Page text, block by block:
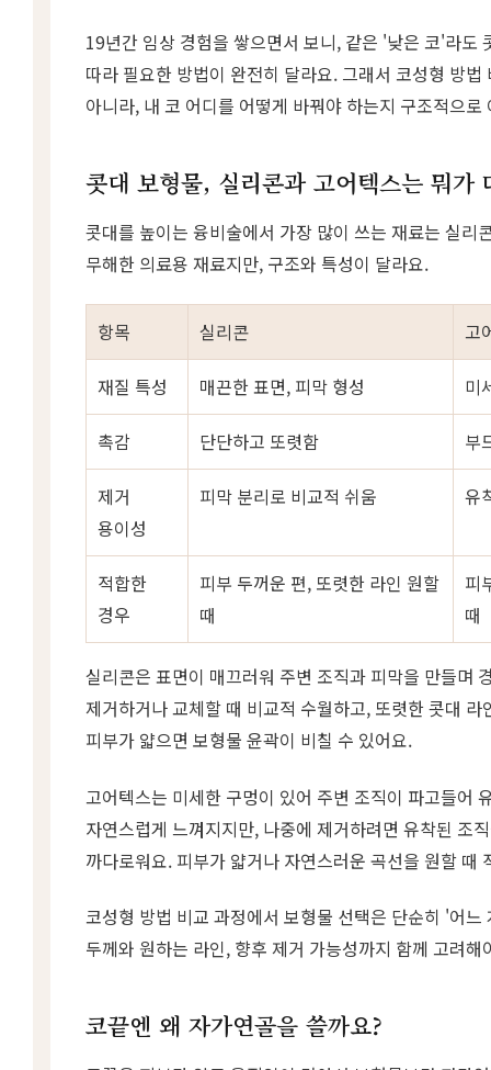
19년간 임상 경험을 쌓으면서 보니, 같은 '낮은 코'라도
따라 필요한 방법이 완전히 달라요. 그래서 코성형 방
아니라, 내 코 어디를 어떻게 바꿔야 하는지 구조적으
콧대 보형물, 실리콘과 고어텍스는 뭐가
콧대를 높이는 융비술에서 가장 많이 쓰는 재료는 실리
무해한 의료용 재료지만, 구조와 특성이 달라요.
항목 실리콘 고
재질 특성 매끈한 표면, 피막 형성 미
촉감 단단하고 또렷함 부
제거
용이성
피막 분리로 비교적 쉬움 유
적합한
경우
피부 두꺼운 편, 또렷한 라인 원할
때
피
때
실리콘은 표면이 매끄러워 주변 조직과 피막을 만들며
제거하거나 교체할 때 비교적 수월하고, 또렷한 콧대
피부가 얇으면 보형물 윤곽이 비칠 수 있어요.
고어텍스는 미세한 구멍이 있어 주변 조직이 파고들어
자연스럽게 느껴지지만, 나중에 제거하려면 유착된 조
까다로워요. 피부가 얇거나 자연스러운 곡선을 원할 때
코성형 방법 비교 과정에서 보형물 선택은 단순히 '어
두께와 원하는 라인, 향후 제거 가능성까지 함께 고려해
코끝엔 왜 자가연골을 쓸까요?